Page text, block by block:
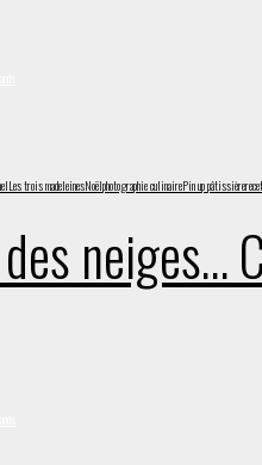
Les trois madeleinesNoëlphotographie culinairePin up pâtissière
neiges…